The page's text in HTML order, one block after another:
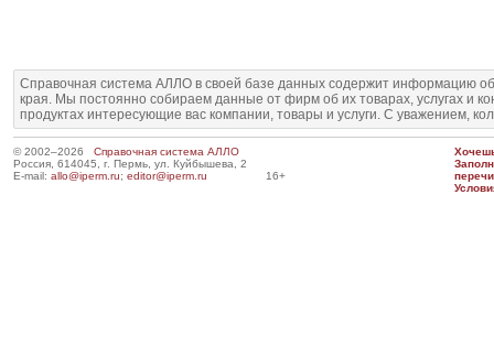
Справочная система АЛЛО в своей базе данных содержит информацию
края. Мы постоянно собираем данные от фирм об их товарах, услугах и
продуктах интересующие вас компании, товары и услуги. С уважением,
© 2002–2026 Справочная система АЛЛО
Россия, 614045, г. Пермь, ул. Куйбышева, 2
E-mail: allo@iperm.ru; editor@iperm.ru 16+